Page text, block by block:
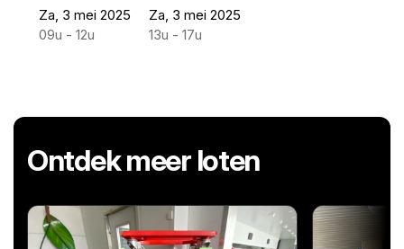
Za, 3 mei 2025
09u - 12u
Za, 3 mei 2025
13u - 17u
Ontdek meer loten